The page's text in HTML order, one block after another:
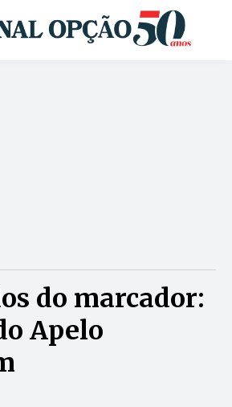
do marcador:
Apelo